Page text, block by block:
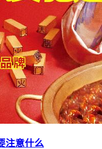
注意什么